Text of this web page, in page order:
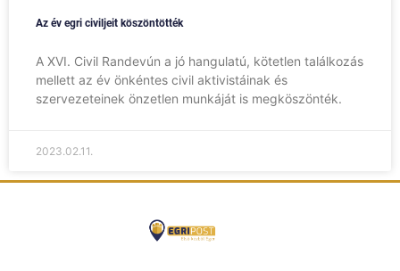
Az év egri civiljeit köszöntötték
A XVI. Civil Randevún a jó hangulatú, kötetlen találkozás
mellett az év önkéntes civil aktivistáinak és
szervezeteinek önzetlen munkáját is megköszönték.
2023.02.11.